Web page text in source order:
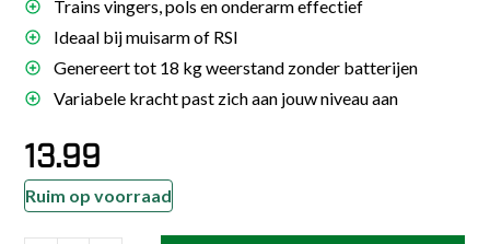
Trains vingers, pols en onderarm effectief
Ideaal bij muisarm of RSI
Genereert tot 18 kg weerstand zonder batterijen
Variabele kracht past zich aan jouw niveau aan
13.99
Ruim op voorraad